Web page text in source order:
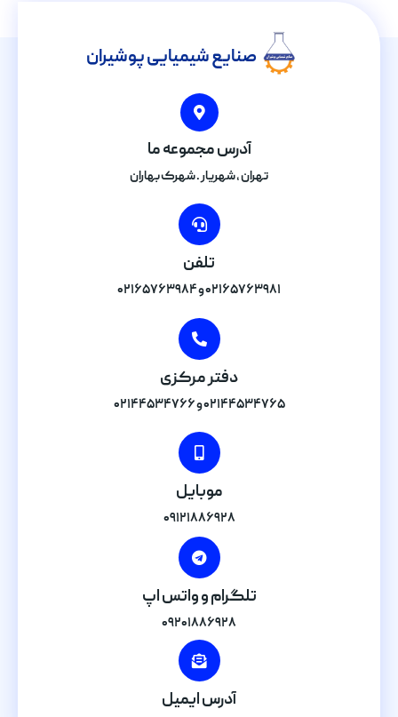
صنایع شیمیایی پوشیران
آدرس مجموعه ما
تهران , شهریار . شهرک بهاران
تلفن
۰۲۱۶۵۷۶۳۹۸۱ و ۰۲۱۶۵۷۶۳۹۸۴
دفتر مرکزی
۰۲۱۴۴۵۳۴۷۶۵ و ۰۲۱۴۴۵۳۴۷۶۶
موبایل
۰۹۱۲۱۸۸۶۹۲۸
تلگرام و واتس اپ
۰۹۲۰۱۸۸۶۹۲۸
آدرس ایمیل